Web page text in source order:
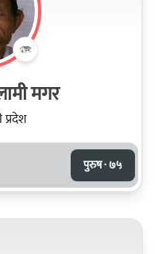
मगर
पुरुष · ७५